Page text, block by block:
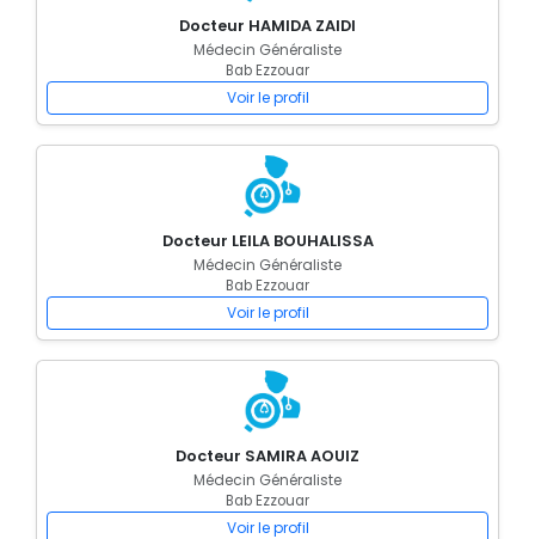
Docteur HAMIDA ZAIDI
Médecin Généraliste
Bab Ezzouar
Voir le profil
Docteur LEILA BOUHALISSA
Médecin Généraliste
Bab Ezzouar
Voir le profil
Docteur SAMIRA AOUIZ
Médecin Généraliste
Bab Ezzouar
Voir le profil